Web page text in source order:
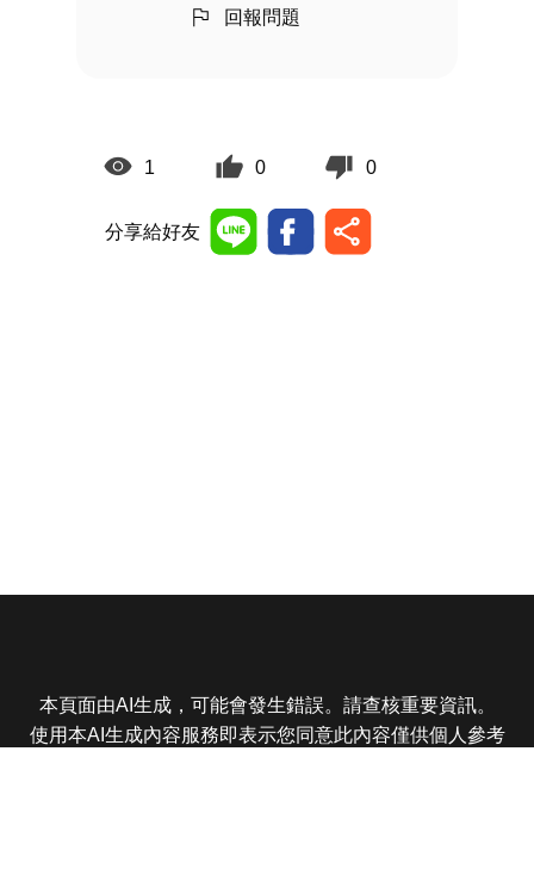
回報問題
1 0 0
分享給好友
本頁面由AI生成，可能會發生錯誤。請查核重要資訊。
使用本AI生成內容服務即表示您同意此內容僅供個人參考